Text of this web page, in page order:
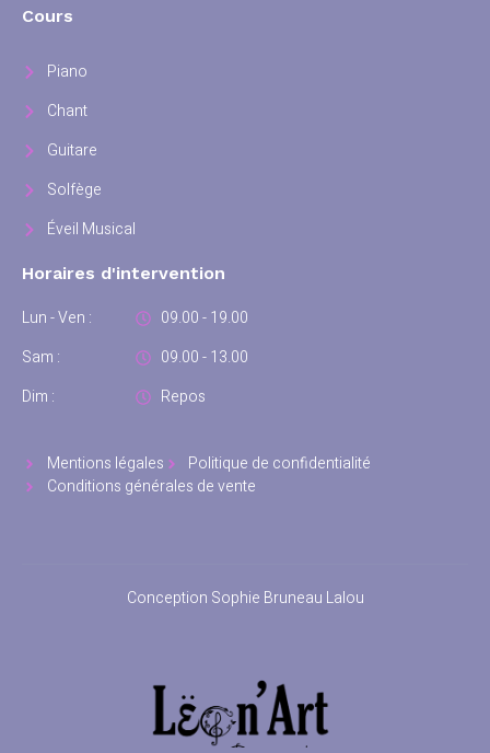
Cours
Piano
Chant
Guitare
Solfège
Éveil Musical
Horaires d'intervention
Lun - Ven :
Sam :
Dim :
09.00 - 19.00
09.00 - 13.00
Repos
Mentions légales
Politique de confidentialité
Conditions générales de vente
Conception Sophie Bruneau Lalou